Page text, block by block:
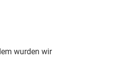
wurden wir